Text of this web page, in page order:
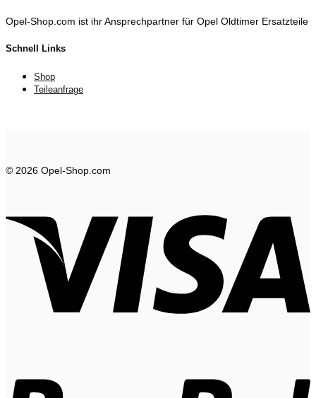
Opel-Shop.com ist ihr Ansprechpartner für Opel Oldtimer Ersatzteile
Schnell Links
Shop
Teileanfrage
© 2026 Opel-Shop.com